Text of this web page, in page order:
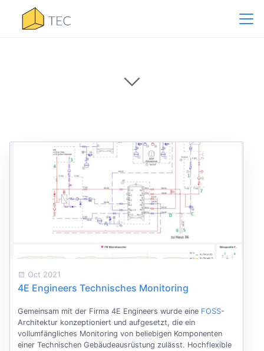
Oct 2021
4E Engineers Technisches Monitoring
Gemeinsam mit der Firma 4E Engineers wurde eine FOSS-
Architektur konzeptioniert und aufgesetzt, die ein
vollumfängliches Monitoring von beliebigen Komponenten
einer Technischen Gebäudeausrüstung zulässt. Hochflexible